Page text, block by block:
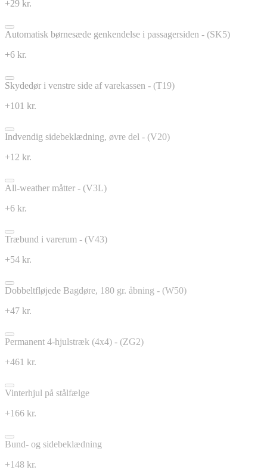
+29 kr.
Automatisk børnesæde genkendelse i passagersiden - (SK5)
+6 kr.
Skydedør i venstre side af varekassen - (T19)
+101 kr.
Indvendig sidebeklædning, øvre del - (V20)
+12 kr.
All-weather måtter - (V3L)
+6 kr.
Træbund i varerum - (V43)
+54 kr.
Dobbeltfløjede Bagdøre, 180 gr. åbning - (W50)
+47 kr.
Permanent 4-hjulstræk (4x4) - (ZG2)
+461 kr.
Vinterhjul på stålfælge
+166 kr.
Bund- og sidebeklædning
+148 kr.